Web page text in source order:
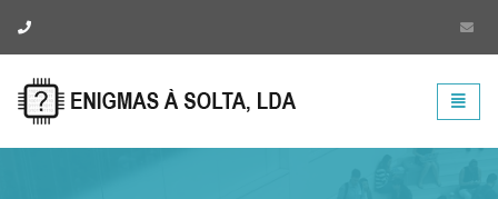
Enigmas à solta -Toggle